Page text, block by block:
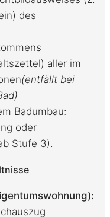
des
aller im
(entfällt bei
Badumbau:
oder
Stufe 3).